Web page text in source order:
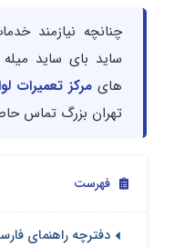
چنانچه نیازمند
ساید بای ساید
هایمرکز تعمیرات
تهران بزرگ تماس
فهرست
دفترچه راهنمای